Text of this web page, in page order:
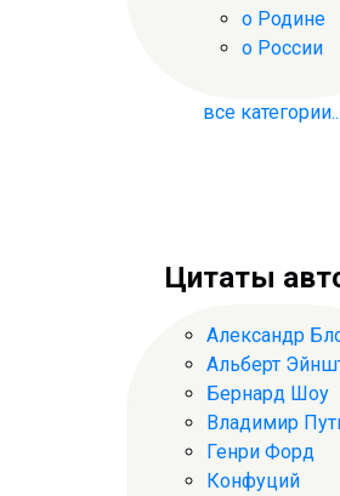
о Родине
о России
все категории...
Цитаты
Александр
Альберт
Бернард Шоу
Владимир
Генри Форд
Конфуций